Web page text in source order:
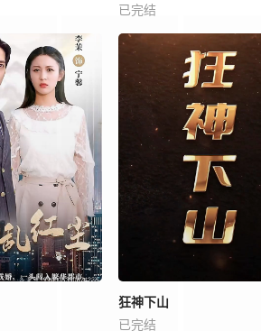
已完结
狂神下山
已完结